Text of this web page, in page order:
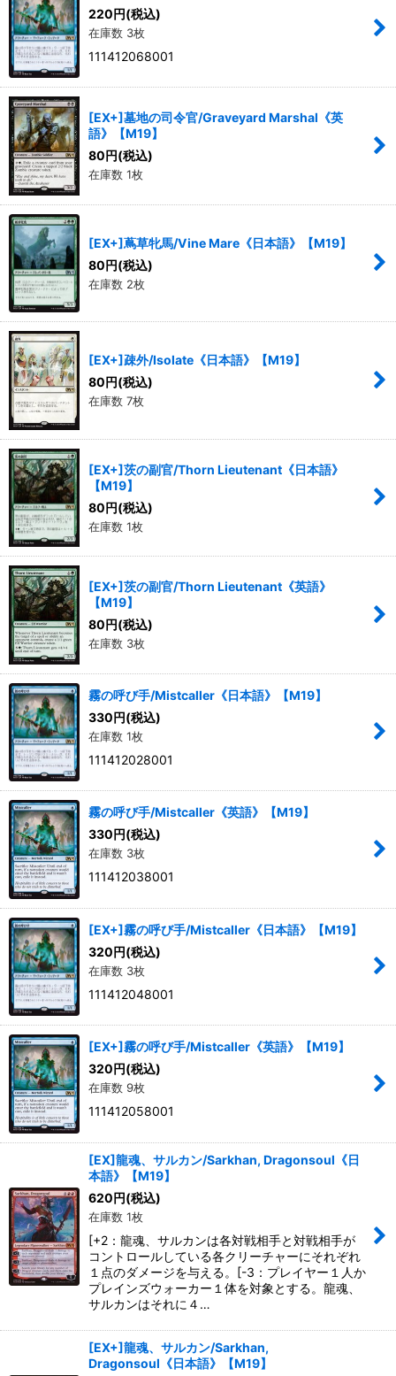
220円(税込)
在庫数 3枚
111412068001
[EX+]墓地の司令官/Graveyard Marshal《英
語》【M19】
80円(税込)
在庫数 1枚
[EX+]蔦草牝馬/Vine Mare《日本語》【M19】
80円(税込)
在庫数 2枚
[EX+]疎外/Isolate《日本語》【M19】
80円(税込)
在庫数 7枚
[EX+]茨の副官/Thorn Lieutenant《日本語》
【M19】
80円(税込)
在庫数 1枚
[EX+]茨の副官/Thorn Lieutenant《英語》
【M19】
80円(税込)
在庫数 3枚
霧の呼び手/Mistcaller《日本語》【M19】
330円(税込)
在庫数 1枚
111412028001
霧の呼び手/Mistcaller《英語》【M19】
330円(税込)
在庫数 3枚
111412038001
[EX+]霧の呼び手/Mistcaller《日本語》【M19】
320円(税込)
在庫数 3枚
111412048001
[EX+]霧の呼び手/Mistcaller《英語》【M19】
320円(税込)
在庫数 9枚
111412058001
[EX]龍魂、サルカン/Sarkhan, Dragonsoul《日
本語》【M19】
620円(税込)
在庫数 1枚
[+2：龍魂、サルカンは各対戦相手と対戦相手が
コントロールしている各クリーチャーにそれぞれ
１点のダメージを与える。[-3：プレイヤー１人か
プレインズウォーカー１体を対象とする。龍魂、
サルカンはそれに４…
[EX+]龍魂、サルカン/Sarkhan,
Dragonsoul《日本語》【M19】